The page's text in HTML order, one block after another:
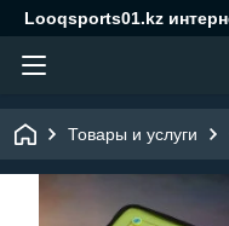
Looqsports01.kz
Товары и услуги